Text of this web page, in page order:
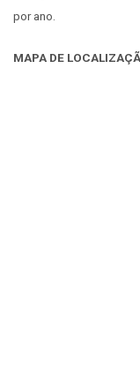
por ano.
MAPA DE